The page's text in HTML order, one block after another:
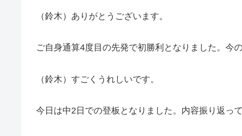
（鈴木）ありがとうございます。
ご自身通算4度目の先発で初勝利となりました。今
（鈴木）すごくうれしいです。
今日は中2日での登板となりました。内容振り返っ